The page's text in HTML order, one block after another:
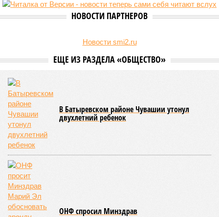
НОВОСТИ ПАРТНЕРОВ
Новости smi2.ru
ЕЩЕ ИЗ РАЗДЕЛА «ОБЩЕСТВО»
В Батыревском районе Чувашии утонул
двухлетний ребенок
ОНФ спросил Минздрав